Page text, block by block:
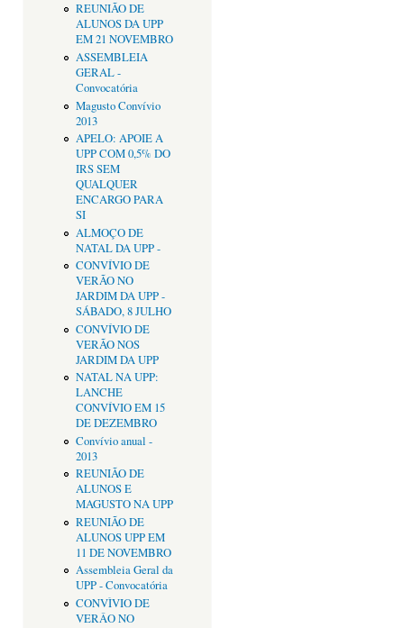
REUNIÃO DE
ALUNOS DA UPP
EM 21 NOVEMBRO
ASSEMBLEIA
GERAL -
Convocatória
Magusto Convívio
2013
APELO: APOIE A
UPP COM 0,5% DO
IRS SEM
QUALQUER
ENCARGO PARA
SI
ALMOÇO DE
NATAL DA UPP -
CONVÍVIO DE
VERÃO NO
JARDIM DA UPP -
SÁBADO, 8 JULHO
CONVÍVIO DE
VERÃO NOS
JARDIM DA UPP
NATAL NA UPP:
LANCHE
CONVÍVIO EM 15
DE DEZEMBRO
Convívio anual -
2013
REUNIÃO DE
ALUNOS E
MAGUSTO NA UPP
REUNIÃO DE
ALUNOS UPP EM
11 DE NOVEMBRO
Assembleia Geral da
UPP - Convocatória
CONVÌVIO DE
VERÂO NO